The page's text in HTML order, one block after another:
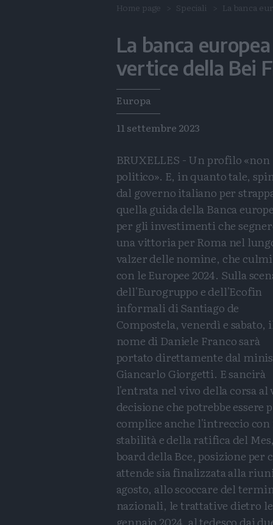
Home page Speciali La banca
La banca
vertice della Bei
Tags
Europa
11 settembre 2023
BRUXELLES - Un profilo «non
politico». E, in quanto tale,
dal governo italiano per
quella guida della Banca
per gli investimenti che
una vittoria per Roma nel
valzer delle nomine, che
con le Europee 2024. Sulla
dell'Eurogruppo e dell'Ecofin
informali di Santiago de
Compostela, venerdì e sabato,
nome di Daniele Franco sarà
portato direttamente dal
Giancarlo Giorgetti. E sancirà
l'entrata nel vivo della corsa
decisione che potrebbe essere
complice anche l'intreccio
stabilità e della ratifica del
board della Bce, posizione
attende sia finalizzata alla
agosto, allo scoccare del
nazionali, le trattative dietro